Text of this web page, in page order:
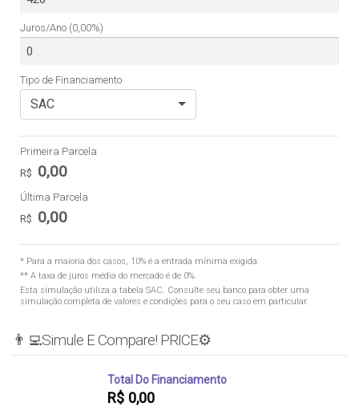
Juros/Ano (0,00%)
Tipo de Financiamento
SAC
Primeira Parcela
R$ 0,00
Última Parcela
R$ 0,00
* Para a maioria dos casos, 10% é a entrada mínima exigida.
** A taxa de juros média do mercado é de 0%.
Esta simulação utiliza a tabela SAC. Consulte seu banco para obter uma
simulação completa de valores e condições para o seu caso em particular.
👨‍💻Simule E Compare! PRICE⚙️
Total Do Financiamento
R$ 0,00